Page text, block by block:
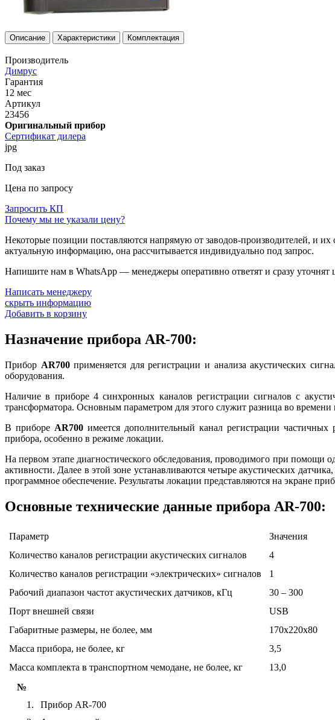
Описание Характеристики Комплектация
Производитель
Димрус
Гарантия
12 мес
Артикул
23456
Оригинальный прибор
Сертификат дилера
jpg
Под заказ
Цена по запросу
Запросить КП
Почему мы не указали цену?
Некоторые позиции поставляются напрямую от заводов-производителей, и
актуальную информацию, она рассчитывается индивидуально под запрос.
Напишите нам в WhatsApp — менеджеры оперативно ответят и сразу уточнят
Написать менеджеру
скрыть информацию
Добавить в корзину
Назначение прибора AR-700:
Прибор AR700применяется для регистрации и анализа акустических
оборудования.
Наличие в приборе 4 синхронных каналов регистрации сигналов с
трансформатора. Основным параметром для этого служит разница во времени
В приборе AR700 имеется дополнительный канал регистрации
прибора, особенно в режиме локации.
На первом этапе диагностического обследования, проводимого при помощи
активности. Далее в этой зоне устанавливаются четыре акустических
программное обеспечение. Результаты локации представляются на экране
Основные технические данные прибора AR-700:
Параметр
Значения
Количество каналов регистрации акустических сигналов
4
Количество каналов регистрации «электрических» сигналов
1
Рабочий диапазон частот акустических датчиков, кГц
30 – 300
Порт внешней связи
USB
Габаритные размеры, не более, мм
170x220x80
Масса прибора, не более, кг
3,5
Масса комплекта в транспортном чемодане, не более, кг
13,0
№
1.
Прибор AR-700